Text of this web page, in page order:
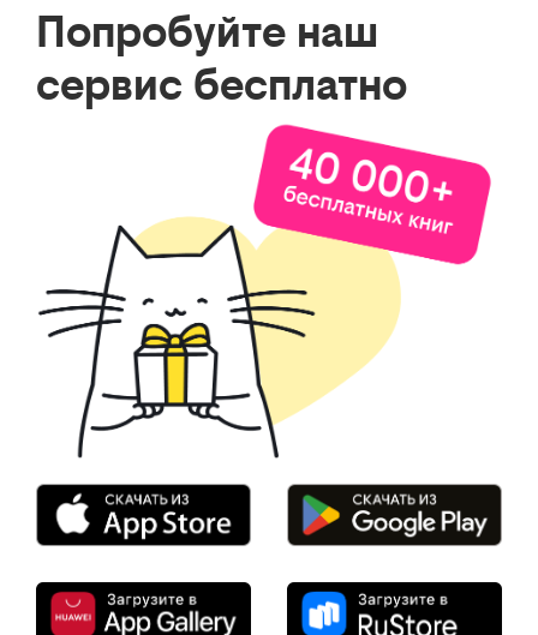
Попробуйте наш
сервис бесплатно